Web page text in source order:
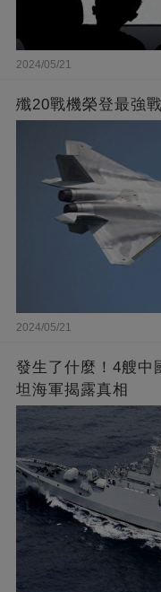
2024/05/21
殲20戰機榮登最強
2024/05/21
發生了什麼！4艘中
坦海軍揭露真相